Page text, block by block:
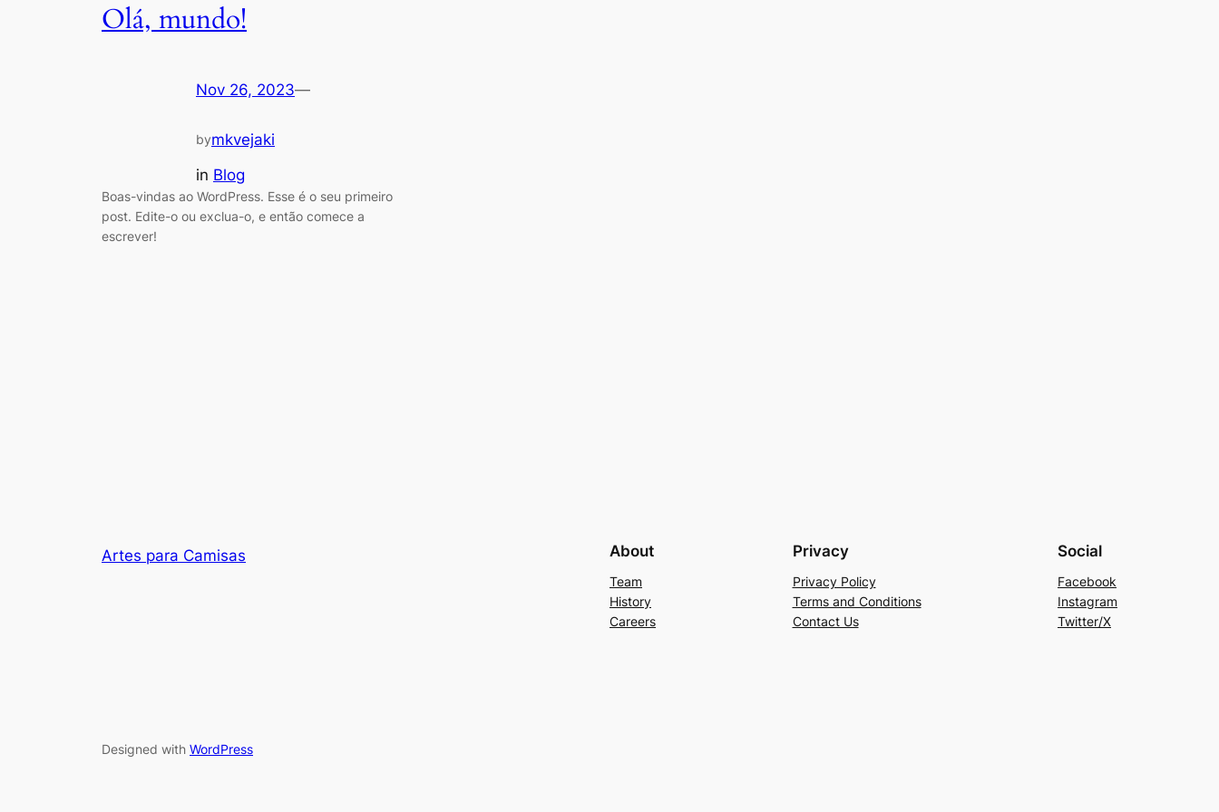
Olá, mundo!
Nov 26, 2023—
bymkvejaki
in Blog
Boas-vindas ao WordPress. Esse é o seu primeiro
post. Edite-o ou exclua-o, e então comece a
escrever!
Artes para Camisas About
Team
History
Careers
Privacy
Privacy Policy
Terms and Conditions
Contact Us
Social
Facebook
Instagram
Twitter/X
Designed with WordPress